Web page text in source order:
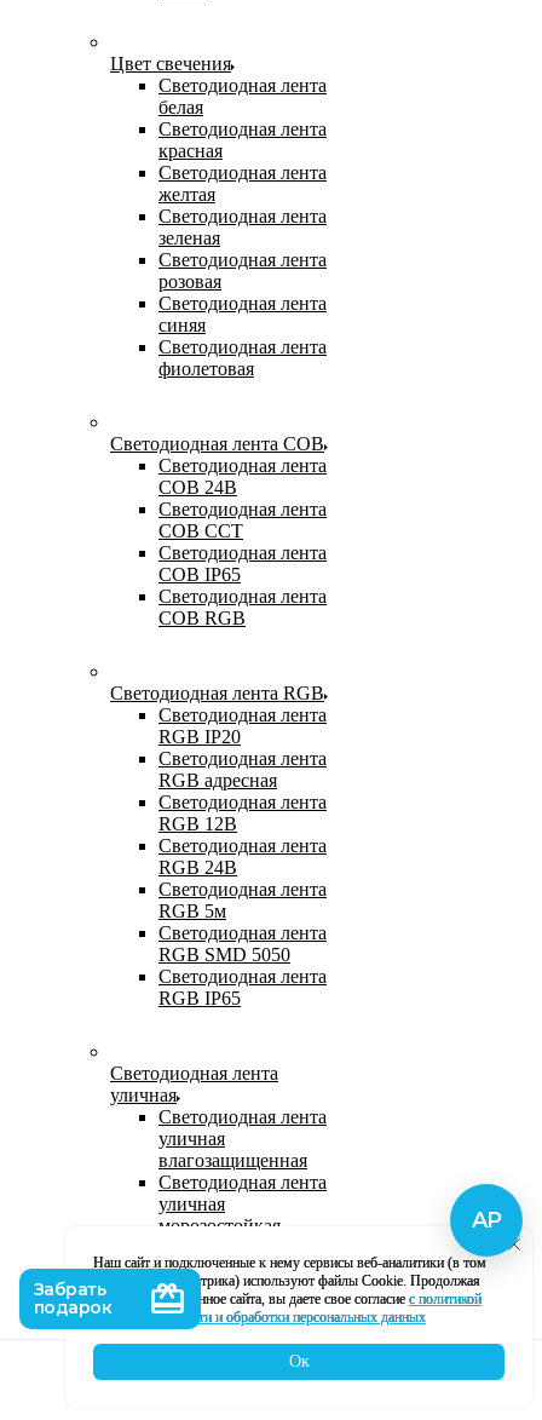
Цвет свечения
Светодиодная лента
белая
Светодиодная лента
красная
Светодиодная лента
желтая
Светодиодная лента
зеленая
Светодиодная лента
розовая
Светодиодная лента
синяя
Светодиодная лента
фиолетовая
Светодиодная лента COB
Светодиодная лента
COB 24В
Светодиодная лента
COB CCT
Светодиодная лента
COB IP65
Светодиодная лента
COB RGB
Светодиодная лента RGB
Светодиодная лента
RGB IP20
Светодиодная лента
RGB адресная
Светодиодная лента
RGB 12В
Светодиодная лента
RGB 24В
Светодиодная лента
RGB 5м
Светодиодная лента
RGB SMD 5050
Светодиодная лента
RGB IP65
Светодиодная лента
уличная
Светодиодная лента
уличная
влагозащищенная
Светодиодная лента
уличная
морозостойкая
светодиодная лента
220В
Светодиодная лента
уличная в силиконе
Наш сайт и подключенные к нему сервисы веб-аналитики (в том
числе, Яндекс Метрика) используют файлы Cookie. Продолжая
использование данное сайта, вы даете свое согласие с политикой
кофиденциальности и обработки персональных данных
Ок